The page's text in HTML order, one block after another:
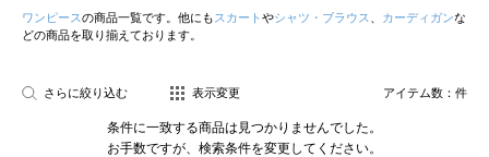
ワンピースの商品一覧です。他にも スカート やシャツ・ブラウス カーディガンな
どの商品を取り揃えております。
さらに絞り込む 表示変更 アイテム数： 件
条件に一致する商品は見つかりませんでした。
お手数ですが、検索条件を変更してください。